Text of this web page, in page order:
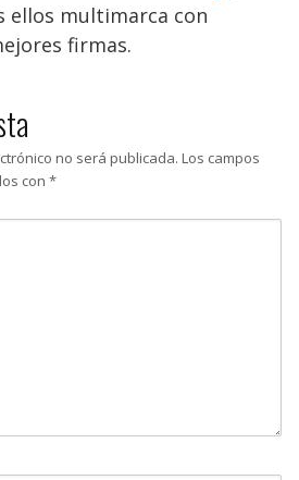
ellos multimarca con
firmas.
no será publicada. Los campos
con *